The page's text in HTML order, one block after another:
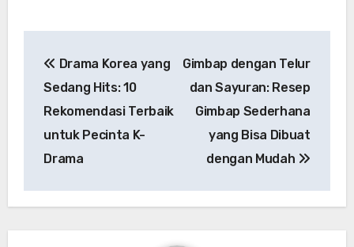
pos
Drama Korea yang
Sedang Hits: 10
Rekomendasi Terbaik
untuk Pecinta K-
Drama
Gimbap dengan Telur
dan Sayuran: Resep
Gimbap Sederhana
yang Bisa Dibuat
dengan Mudah